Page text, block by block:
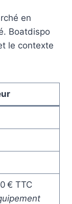
en
Boatdispo
le contexte
€ TTC